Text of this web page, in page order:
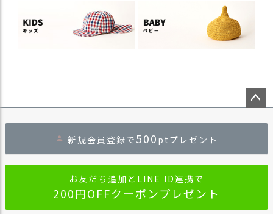
ジト
へ
新規会員登録で 500 ptプレゼント
お友だち追加とLINE ID連携で
200円OFFクーポンプレゼント